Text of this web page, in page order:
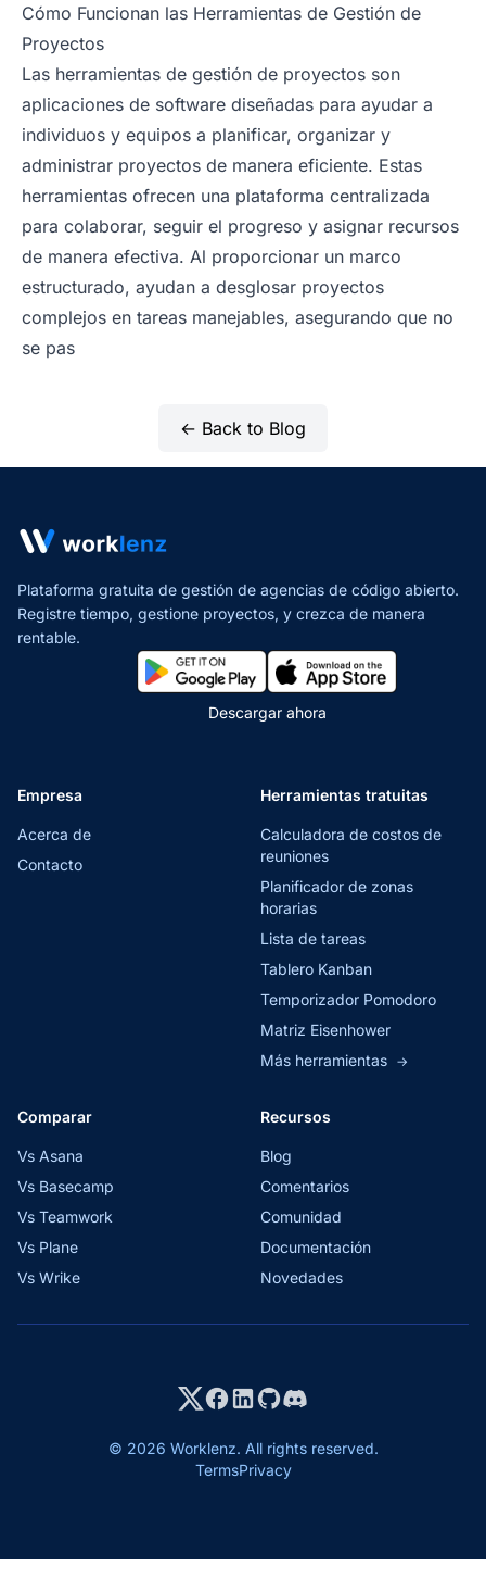
Cómo Funcionan las Herramientas de Gestión de
Proyectos
Las herramientas de gestión de proyectos son
aplicaciones de software diseñadas para ayudar a
individuos y equipos a planificar, organizar y
administrar proyectos de manera eficiente. Estas
herramientas ofrecen una plataforma centralizada
para colaborar, seguir el progreso y asignar recursos
de manera efectiva. Al proporcionar un marco
estructurado, ayudan a desglosar proyectos
complejos en tareas manejables, asegurando que no
se pas
← Back to Blog
Plataforma gratuita de gestión de agencias de código abierto.
Registre tiempo, gestione proyectos, y crezca de manera
rentable.
Descargar ahora
Empresa
Acerca de
Contacto
Herramientas tratuitas
Calculadora de costos de
reuniones
Planificador de zonas
horarias
Lista de tareas
Tablero Kanban
Temporizador Pomodoro
Matriz Eisenhower
Más herramientas →
Comparar
Vs Asana
Vs Basecamp
Vs Teamwork
Vs Plane
Vs Wrike
Recursos
Blog
Comentarios
Comunidad
Documentación
Novedades
© 2026 Worklenz. All rights reserved.
TermsPrivacy